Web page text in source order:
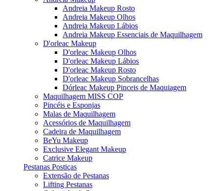
Andreia Makeup Rosto
Andreia Makeup Olhos
Andreia Makeup Lábios
Andreia Makeup Essenciais de Maquilhagem
D'orleac Makeup
D'orleac Makeup Olhos
D'orleac Makeup Lábios
D'orleac Makeup Rosto
D'orleac Makeup Sobrancelhas
Dórleac Makeup Pinceis de Maquiagem
Maquilhagem MISS COP
Pincéis e Esponjas
Malas de Maquilhagem
Acessórios de Maquilhagem
Cadeira de Maquilhagem
BeYu Makeup
Exclusive Elegant Makeup
Catrice Makeup
Pestanas Postiças
Extensão de Pestanas
Lifting Pestanas